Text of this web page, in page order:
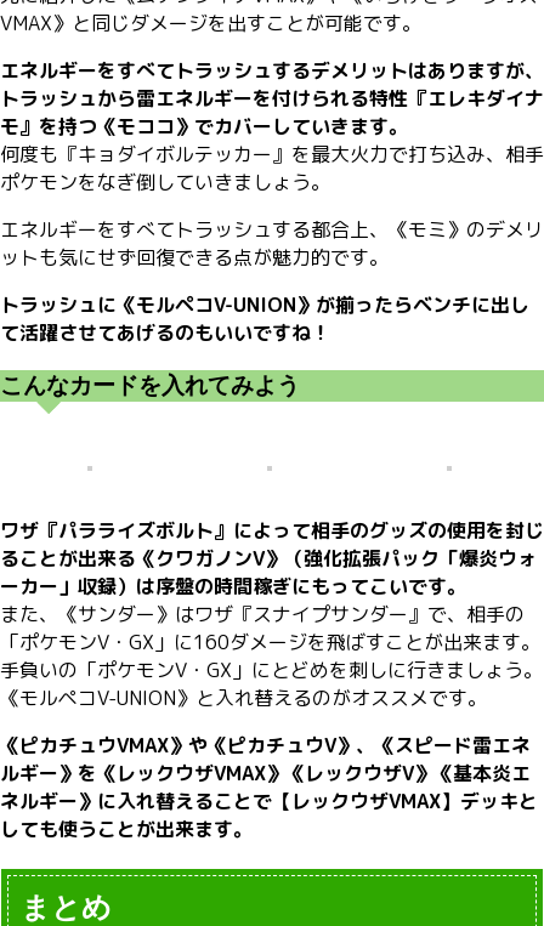
VMAX》と同じダメージを出すことが可能です。
エネルギーをすべてトラッシュするデメリットはありますが、
トラッシュから雷エネルギーを付けられる特性『エレキダイナ
モ』を持つ《モココ》でカバーしていきます。
何度も『キョダイボルテッカー』を最大火力で打ち込み、相手
ポケモンをなぎ倒していきましょう。
エネルギーをすべてトラッシュする都合上、《モミ》のデメリ
ットも気にせず回復できる点が魅力的です。
トラッシュに《モルペコV-UNION》が揃ったらベンチに出し
て活躍させてあげるのもいいですね！
こんなカードを入れてみよう
ワザ『パラライズボルト』によって相手のグッズの使用を封じ
ることが出来る《クワガノンV》（強化拡張パック「爆炎ウォ
ーカー」収録）は序盤の時間稼ぎにもってこいです。
また、《サンダー》はワザ『スナイプサンダー』で、相手の
「ポケモンV・GX」に160ダメージを飛ばすことが出来ます。
手負いの「ポケモンV・GX」にとどめを刺しに行きましょう。
《モルペコV-UNION》と入れ替えるのがオススメです。
《ピカチュウVMAX》や《ピカチュウV》、《スピード雷エネ
ルギー》を《レックウザVMAX》《レックウザV》《基本炎エ
ネルギー》に入れ替えることで【レックウザVMAX】デッキと
しても使うことが出来ます。
まとめ